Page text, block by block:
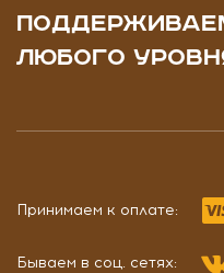
ЛЮБОГО
Принимаем к оплате:
Бываем в соц. сетях: